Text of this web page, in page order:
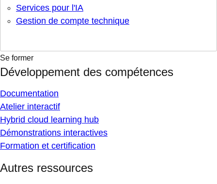
Services pour l'IA
Gestion de compte technique
Se former
Développement des compétences
Documentation
Atelier interactif
Hybrid cloud learning hub
Démonstrations interactives
Formation et certification
Autres ressources